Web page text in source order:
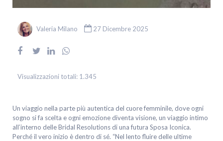
Valeria Milano 27 Dicembre 2025
Visualizzazioni totali: 1.345
Un viaggio nella parte più autentica del cuore femminile, dove ogni
sogno si fa scelta e ogni emozione diventa visione, un viaggio intimo
all’interno delle Bridal Resolutions di una futura Sposa Iconica.
Perché il vero inizio è dentro di sé. “Nel lento fluire delle ultime